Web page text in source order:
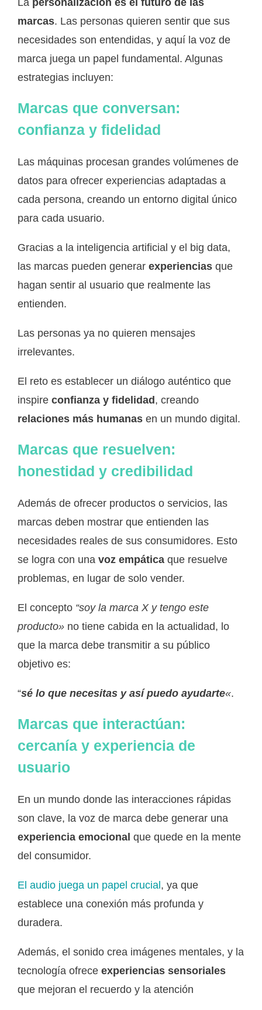
marcas. Las personas quieren sentir que sus
necesidades son entendidas, y aquí la voz de
marca juega un papel fundamental. Algunas
estrategias incluyen:
Marcas que conversan:
confianza y fidelidad
Las máquinas procesan grandes volúmenes de
datos para ofrecer experiencias adaptadas a
cada persona, creando un entorno digital único
para cada usuario.
Gracias a la inteligencia artificial y el big data,
las marcas pueden generar experiencias que
hagan sentir al usuario que realmente las
entienden.
Las personas ya no quieren mensajes
irrelevantes.
El reto es establecer un diálogo auténtico que
inspire confianza y fidelidad, creando
relaciones más humanas en un mundo digital.
Marcas que resuelven:
honestidad y credibilidad
Además de ofrecer productos o servicios, las
marcas deben mostrar que entienden las
necesidades reales de sus consumidores. Esto
se logra con una voz empática que resuelve
problemas, en lugar de solo vender.
El concepto “soy la marca X y tengo este
producto» no tiene cabida en la actualidad, lo
que la marca debe transmitir a su público
objetivo es:
“sé lo que necesitas y así puedo ayudarte«.
Marcas que interactúan:
cercanía y experiencia de
usuario
En un mundo donde las interacciones rápidas
son clave, la voz de marca debe generar una
experiencia emocional que quede en la mente
del consumidor.
El audio juega un papel crucial, ya que
establece una conexión más profunda y
duradera.
Además, el sonido crea imágenes mentales, y la
tecnología ofrece experiencias sensoriales
que mejoran el recuerdo y la atención